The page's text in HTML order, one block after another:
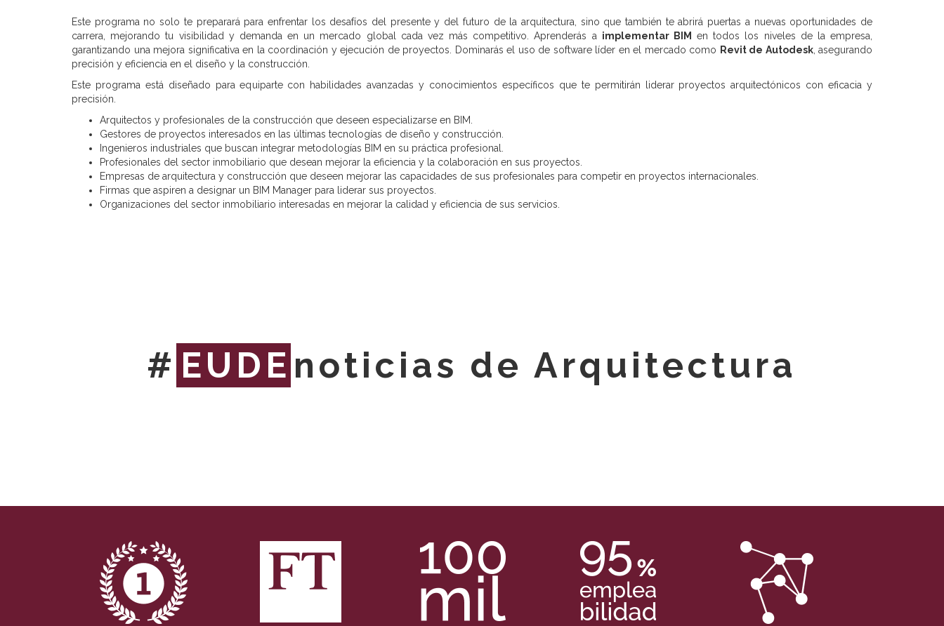
Este programa no solo te preparará para enfrentar los desafíos del presente y del futuro de la arquitectura, sino que también te abrirá puertas a nuevas oportunidades de
carrera, mejorando tu visibilidad y demanda en un mercado global cada vez más competitivo. Aprenderás a implementar BIM
en todos los niveles de la empresa,
garantizando una mejora significativa en la coordinación y ejecución de proyectos. Dominarás el uso de software líder en el mercado como Revit de Autodesk, asegurando
precisión y eficiencia en el diseño y la construcción.
Este programa está diseñado para equiparte con habilidades avanzadas y conocimientos específicos que te permitirán liderar proyectos arquitectónicos con eficacia y
precisión.
Arquitectos y profesionales de la construcción que deseen especializarse en BIM.
Gestores de proyectos interesados en las últimas tecnologías de diseño y construcción.
Ingenieros industriales que buscan integrar metodologías BIM en su práctica profesional.
Profesionales del sector inmobiliario que desean mejorar la eficiencia y la colaboración en sus proyectos.
Empresas de arquitectura y construcción que deseen mejorar las capacidades de sus profesionales para competir en proyectos internacionales.
Firmas que aspiren a designar un BIM Manager para liderar sus proyectos.
Organizaciones del sector inmobiliario interesadas en mejorar la calidad y eficiencia de sus servicios.
# EUDE noticias de Arquitectura